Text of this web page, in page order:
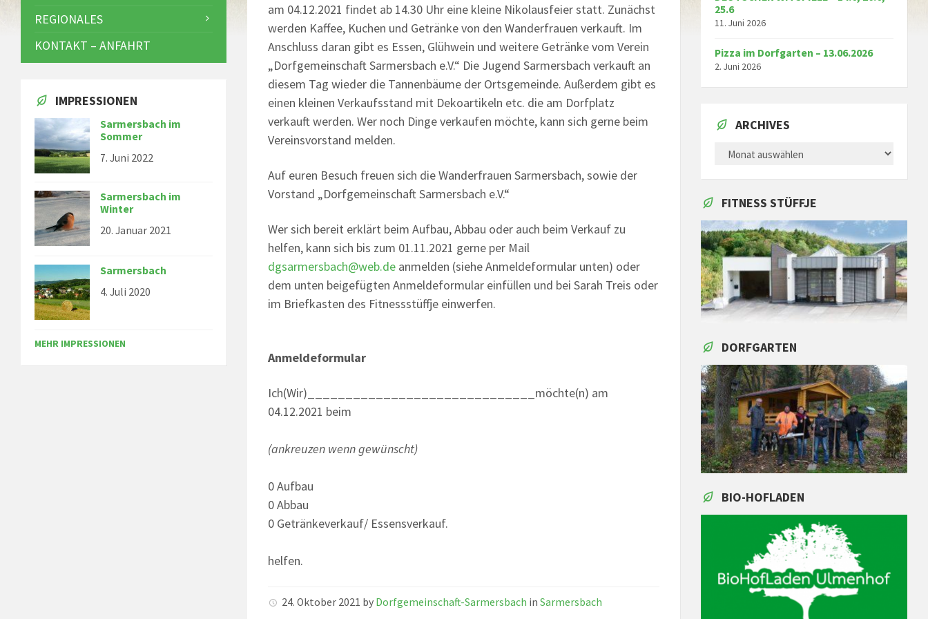
am 04.12.2021 findet ab 14.30 Uhr eine kleine Nikolausfeier statt. Zunächst
werden Kaffee, Kuchen und Getränke von den Wanderfrauen verkauft. Im
Anschluss daran gibt es Essen, Glühwein und weitere Getränke vom Verein
„Dorfgemeinschaft Sarmersbach e.V.“ Die Jugend Sarmersbach verkauft an
diesem Tag wieder die Tannenbäume der Ortsgemeinde. Außerdem gibt es
einen kleinen Verkaufsstand mit Dekoartikeln etc. die am Dorfplatz
verkauft werden. Wer noch Dinge verkaufen möchte, kann sich gerne beim
Vereinsvorstand melden.
Auf euren Besuch freuen sich die Wanderfrauen Sarmersbach, sowie der
Vorstand „Dorfgemeinschaft Sarmersbach e.V.“
Wer sich bereit erklärt beim Aufbau, Abbau oder auch beim Verkauf zu
helfen, kann sich bis zum 01.11.2021 gerne per Mail
dgsarmersbach@web.de anmelden (siehe Anmeldeformular unten) oder
dem unten beigefügten Anmeldeformular einfüllen und bei Sarah Treis oder
im Briefkasten des Fitnessstüffje einwerfen.
Anmeldeformular
Ich(Wir)______________________________möchte(n) am
04.12.2021 beim
(ankreuzen wenn gewünscht)
0 Aufbau
0 Abbau
0 Getränkeverkauf/ Essensverkauf.
helfen.
24. Oktober 2021 by Dorfgemeinschaft-Sarmersbach inSarmersbach
REGIONALES
KONTAKT – ANFAHRT
IMPRESSIONEN
Sarmersbach im
Sommer
7. Juni 2022
Sarmersbach im
Winter
20. Januar 2021
Sarmersbach
4. Juli 2020
MEHR IMPRESSIONEN
25.6
11. Juni 2026
Pizza im Dorfgarten – 13.06.2026
2. Juni 2026
ARCHIVES
ARCHIVES
FITNESS STÜFFJE
DORFGARTEN
BIO-HOFLADEN